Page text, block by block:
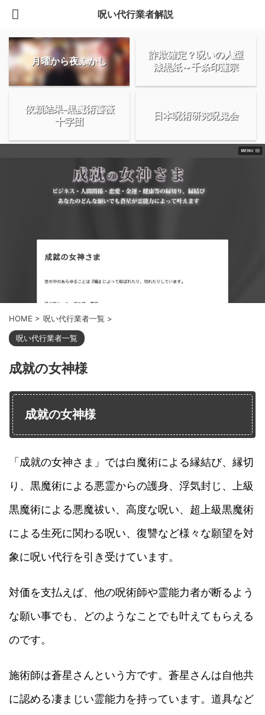
呪い代行業者解説
月曜から夜ふかし
詐欺確定？呪いの人型
漆黒紙～千条印蓮宗
依頼結果-黒魔術薔薇
十字団
日本呪術研究呪鬼会
HOME > 呪い代行業者一覧 >
呪い代行業者一覧
成就の女神様
成就の女神様
「成就の女神さま」では白魔術による縁結び、縁切
り、黒魔術による悪霊からの護身、浮気封じ、上級
黒魔術による悪魔祓い、高度な呪い、超上級黒魔術
による生死に関わる呪い、復讐など様々な願望を対
象に呪い代行を引き受けています。
対価を支払えば、他の呪術師や霊能力者が断るよう
な願い事でも、どのようなことでも叶えてもらえる
のです。
施術師は蒼星さんという方です。蒼星さんは自他共
に認める凄まじい霊能力を持っています。道具など